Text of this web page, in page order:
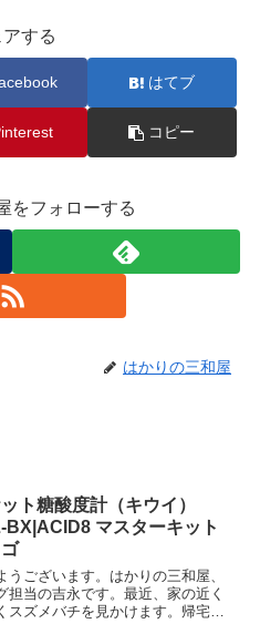
アする
はてブ
コピー
をフォローする
はかりの三和屋
ト糖酸度計（キウイ）
BX|ACID8 マスターキット
うございます。はかりの三和屋、
担当の吉永です。最近、家の近く
スズメバチを見かけます。帰宅し